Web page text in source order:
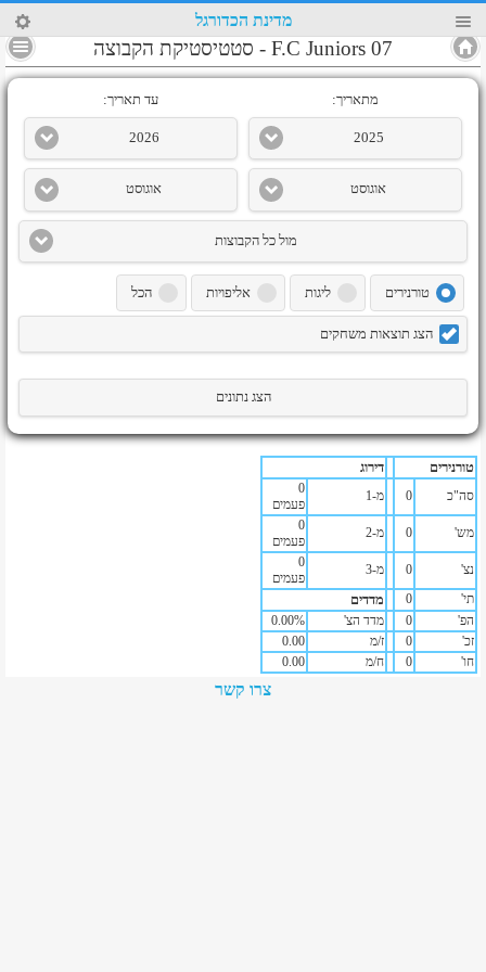
46 מדינת הכדורגל
F.C Juniors 07
- סטטיסטיקת הקבוצה
מתאריך:
2025
אוגוסט
עד תאריך:
2026
אוגוסט
מול כל הקבוצות
טורנירים ליגות אליפויות הכל
הצג תוצאות משחקים
הצג נתונים
טורנירים דירוג
סה"כ 0 מ-1
0
פעמים
מש'
0 מ-2
0
פעמים
נצ'
0 מ-3
0
פעמים
תי'
0 מדדים
הפ' 0 מדד הצ' 0.00%
זכ'
0 ז/מ
0.00
חו'
0 ח/מ 0.00
צרו קשר
4